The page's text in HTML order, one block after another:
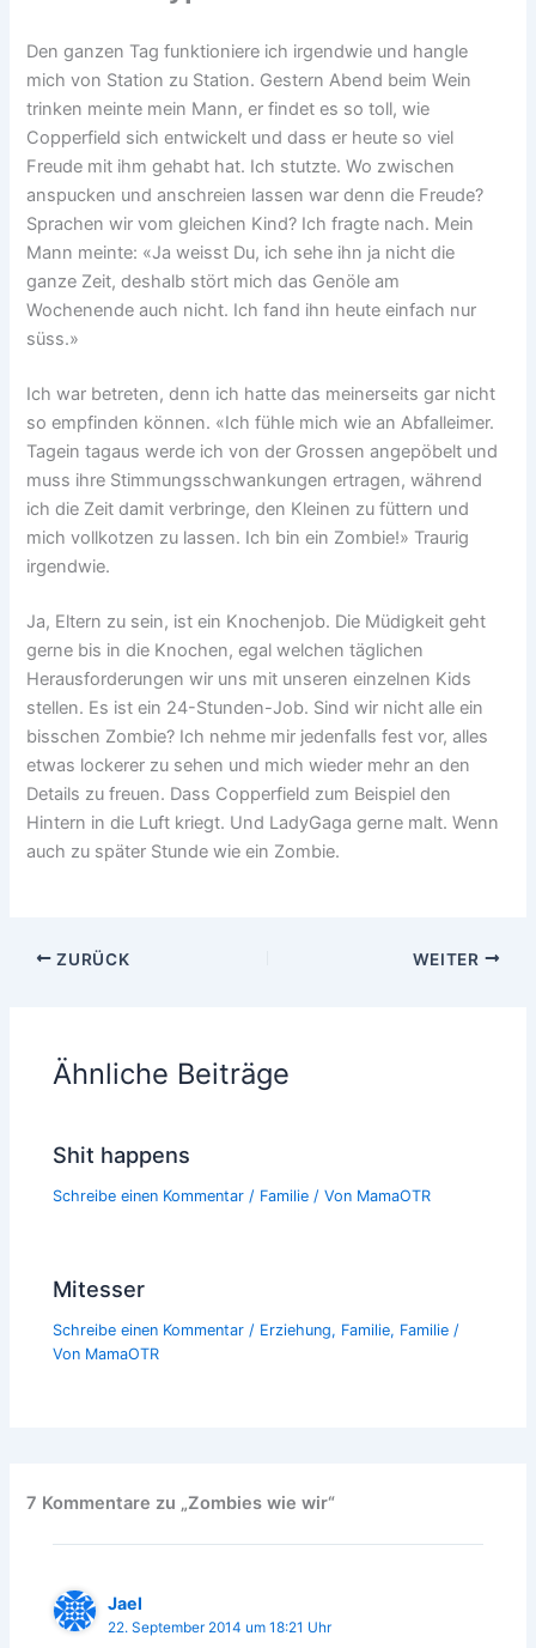
Den ganzen Tag funktioniere ich irgendwie und hangle
mich von Station zu Station. Gestern Abend beim Wein
trinken meinte mein Mann, er findet es so toll, wie
Copperfield sich entwickelt und dass er heute so viel
Freude mit ihm gehabt hat. Ich stutzte. Wo zwischen
anspucken und anschreien lassen war denn die Freude?
Sprachen wir vom gleichen Kind? Ich fragte nach. Mein
Mann meinte: «Ja weisst Du, ich sehe ihn ja nicht die
ganze Zeit, deshalb stört mich das Genöle am
Wochenende auch nicht. Ich fand ihn heute einfach nur
süss.»
Ich war betreten, denn ich hatte das meinerseits gar nicht
so empfinden können. «Ich fühle mich wie an Abfalleimer.
Tagein tagaus werde ich von der Grossen angepöbelt und
muss ihre Stimmungsschwankungen ertragen, während
ich die Zeit damit verbringe, den Kleinen zu füttern und
mich vollkotzen zu lassen. Ich bin ein Zombie!» Traurig
irgendwie.
Ja, Eltern zu sein, ist ein Knochenjob. Die Müdigkeit geht
gerne bis in die Knochen, egal welchen täglichen
Herausforderungen wir uns mit unseren einzelnen Kids
stellen. Es ist ein 24-Stunden-Job. Sind wir nicht alle ein
bisschen Zombie? Ich nehme mir jedenfalls fest vor, alles
etwas lockerer zu sehen und mich wieder mehr an den
Details zu freuen. Dass Copperfield zum Beispiel den
Hintern in die Luft kriegt. Und LadyGaga gerne malt. Wenn
auch zu später Stunde wie ein Zombie.
ZURÜCK WEITER
Ähnliche Beiträge
Shit happens
Schreibe einen Kommentar / Familie / Von MamaOTR
Mitesser
Schreibe einen Kommentar / Erziehung, Familie, Familie /
Von MamaOTR
7 Kommentare zu „Zombies wie wir“
Jael
22. September 2014 um 18:21 Uhr